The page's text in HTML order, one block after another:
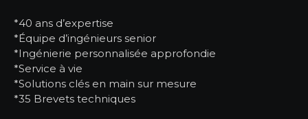
*40 ans d’expertise
*Équipe d’ingénieurs senior
*Ingénierie personnalisée approfondie
*Service à vie
*Solutions clés en main sur mesure
*35 Brevets techniques